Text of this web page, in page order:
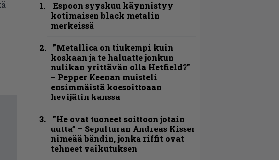
Espoon syyskuu käynnistyy
kotimaisen black metalin
merkeissä
”Metallica on tiukempi kuin
koskaan ja te haluatte jonkun
nulikan yrittävän olla Hetfield?”
– Pepper Keenan muisteli
ensimmäistä koesoittoaan
hevijätin kanssa
”He ovat tuoneet soittoon jotain
uutta” – Sepulturan Andreas Kisser
nimeää bändin, jonka riffit ovat
tehneet vaikutuksen